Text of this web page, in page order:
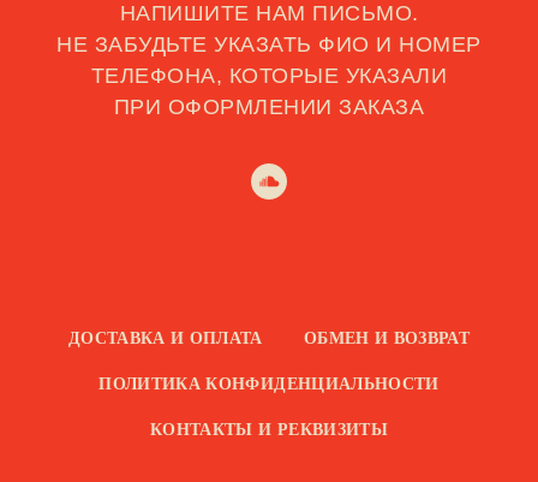
НАПИШИТЕ НАМ ПИСЬМО.
НЕ ЗАБУДЬТЕ УКАЗАТЬ ФИО И НОМЕР
ТЕЛЕФОНА, КОТОРЫЕ УКАЗАЛИ
ПРИ ОФОРМЛЕНИИ ЗАКАЗА
ДОСТАВКА И ОПЛАТА ОБМЕН И ВОЗВРАТ
ПОЛИТИКА КОНФИДЕНЦИАЛЬНОСТИ
КОНТАКТЫ И РЕКВИЗИТЫ